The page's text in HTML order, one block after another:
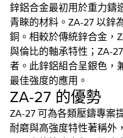
鋅鋁合金最初用於重力鑄
青睞的材料。ZA-27 以鋅
銅。相較於傳統鋅合金，
與倫比的軸承特性；ZA-
者。此鋅鋁組合呈銀色，
最佳強度的應用。
ZA-27 的優勢
ZA-27 可為各類壓鑄專案
耐磨與高強度特性著稱外